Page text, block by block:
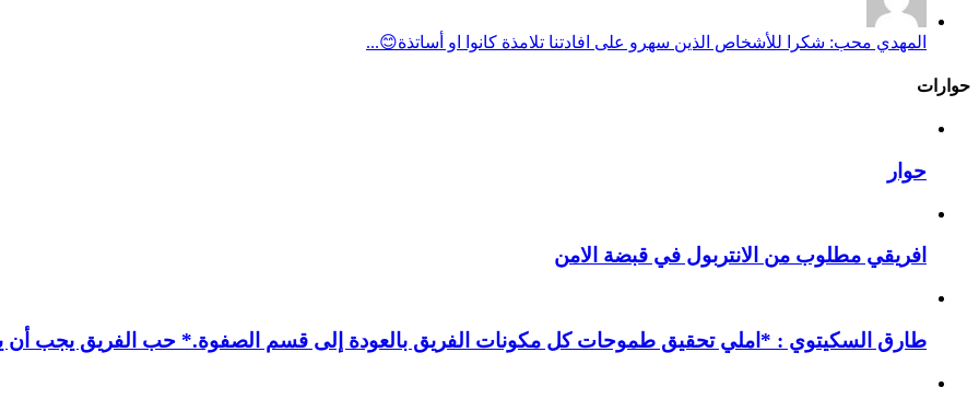
المهدي محب: شكرا للأشخاص الذين سهرو على افادتنا تلامذة كانوا او أساتذة😊...
حوارات
حوار
افريقي مطلوب من الانتربول في قبضة الامن
طارق السكيتوي : *املي تحقيق طموحات كل مكونات الفريق بالعودة إلى قسم الصفوة.* حب الفريق يجب أن